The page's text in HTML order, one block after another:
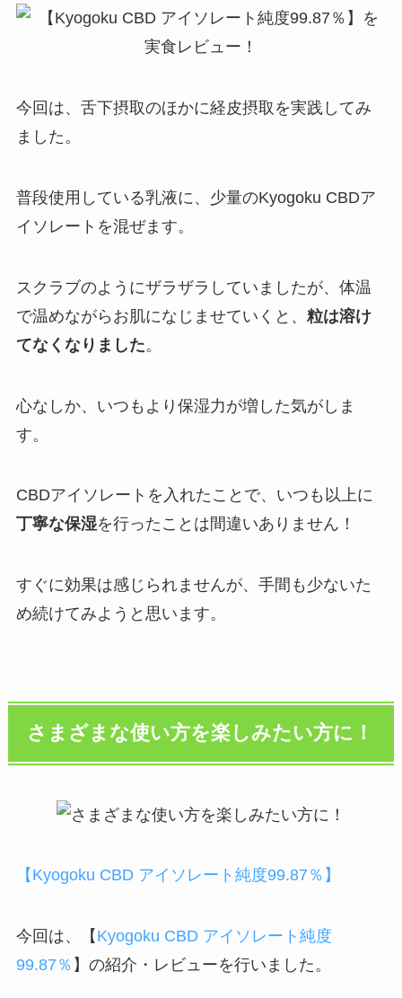
今回は、舌下摂取のほかに経皮摂取を実践してみ
ました。
普段使用している乳液に、少量のKyogoku CBDア
イソレートを混ぜます。
スクラブのようにザラザラしていましたが、体温
で温めながらお肌になじませていくと、 粒は溶け
てなくなりました。
心なしか、いつもより保湿力が増した気がしま
す。
CBDアイソレートを入れたことで、いつも以上に
丁寧な保湿を行ったことは間違いありません！
すぐに効果は感じられませんが、手間も少ないた
め続けてみようと思います。
さまざまな使い方を楽しみたい方に！
【Kyogoku CBD アイソレート純度99.87％】
今回は、【 Kyogoku CBD アイソレート純度
99.87％ 】の紹介・レビューを行いました。